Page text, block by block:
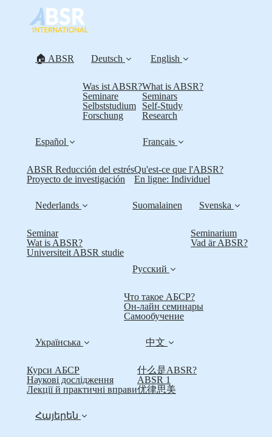
🏠 ABSR Deutsch
Was ist ABSR?
Seminare
Selbststudium
Forschung
English
What is ABSR?
Seminars
Self-Study
Research
Español
ABSR Reducción del estrés
Proyecto de investigación
Français
Qu'est-ce que l'ABSR?
En ligne: Individuel
Nederlands
Seminar
Wat is ABSR?
Universiteit ABSR studie
Suomalainen Svenska
Seminarium
Vad är ABSR?
Русский
Что такое АБСР?
Он-лайн семинары
Самообучение
Українська
Курси АБСР
Наукові дослідження
Лекції й практичні вправи
中文
什么是ABSR?
ABSR 1
优律思美
Հայերեն